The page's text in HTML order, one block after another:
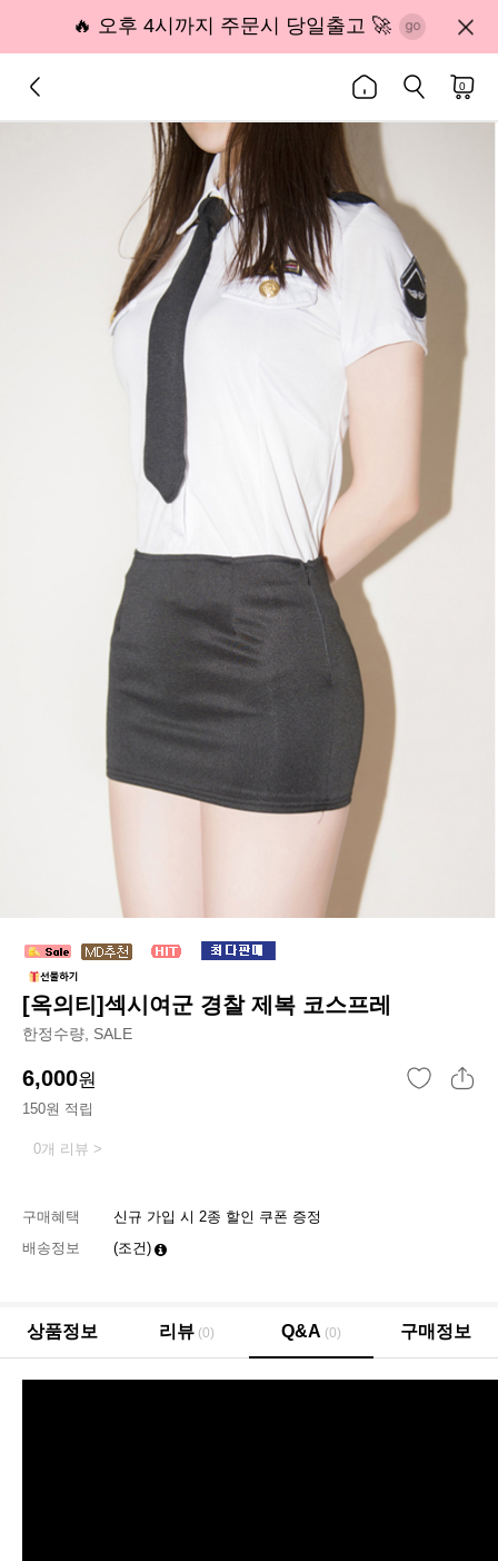
🔥 오후 4시까지 주문시 당일출고 🚀
0
[옥의티]섹시여군 경찰 제복 코스프레
한정수량, SALE
6,000원
150원 적립
0개 리뷰 >
구매혜택
신규 가입 시 2종 할인 쿠폰 증정
배송정보
(조건)
상품정보 리뷰 (0) Q&A (0) 구매정보